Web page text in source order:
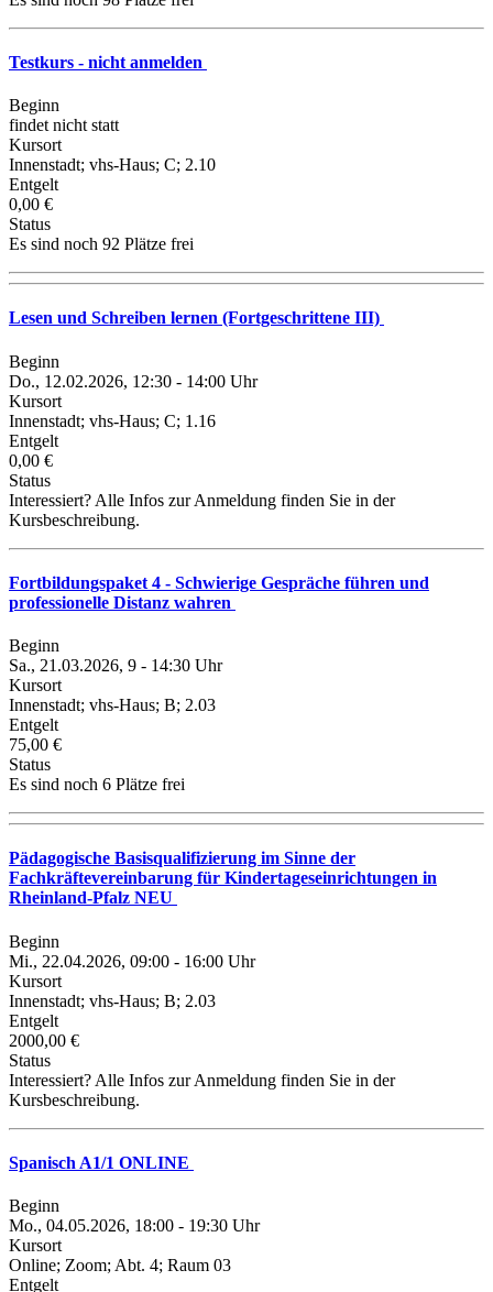
Testkurs - nicht anmelden
Beginn
findet nicht statt
Kursort
Innenstadt; vhs-Haus; C; 2.10
Entgelt
0,00 €
Status
Es sind noch 92 Plätze frei
Lesen und Schreiben lernen (Fortgeschrittene III)
Beginn
Do., 12.02.2026, 12:30 - 14:00 Uhr
Kursort
Innenstadt; vhs-Haus; C; 1.16
Entgelt
0,00 €
Status
Interessiert? Alle Infos zur Anmeldung finden Sie in der
Kursbeschreibung.
Fortbildungspaket 4 - Schwierige Gespräche führen und
professionelle Distanz wahren
Beginn
Sa., 21.03.2026, 9 - 14:30 Uhr
Kursort
Innenstadt; vhs-Haus; B; 2.03
Entgelt
75,00 €
Status
Es sind noch 6 Plätze frei
Pädagogische Basisqualifizierung im Sinne der
Fachkräftevereinbarung für Kindertageseinrichtungen in
Rheinland-Pfalz NEU
Beginn
Mi., 22.04.2026, 09:00 - 16:00 Uhr
Kursort
Innenstadt; vhs-Haus; B; 2.03
Entgelt
2000,00 €
Status
Interessiert? Alle Infos zur Anmeldung finden Sie in der
Kursbeschreibung.
Spanisch A1/1 ONLINE
Beginn
Mo., 04.05.2026, 18:00 - 19:30 Uhr
Kursort
Online; Zoom; Abt. 4; Raum 03
Entgelt